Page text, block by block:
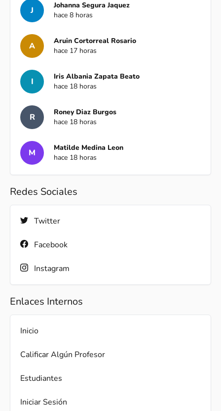
J
Johanna Segura Jaquez
hace 8 horas
A
Aruin Cortorreal Rosario
hace 17 horas
I
Iris Albania Zapata Beato
hace 18 horas
R
Roney Diaz Burgos
hace 18 horas
M
Matilde Medina Leon
hace 18 horas
Redes Sociales
Twitter
Facebook
Instagram
Enlaces Internos
Inicio
Calificar Algún Profesor
Estudiantes
Iniciar Sesión